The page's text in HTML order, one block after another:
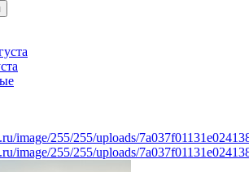
image/255/255/uploads/
image/255/255/uploads/